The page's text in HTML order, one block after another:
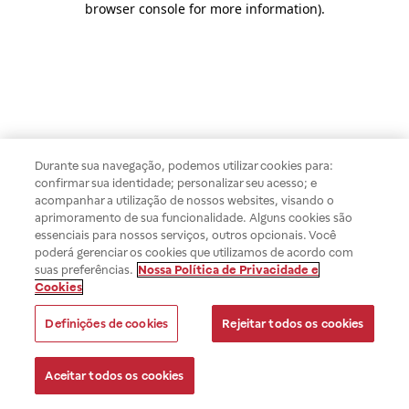
browser console for more information).
Durante sua navegação, podemos utilizar cookies para:
confirmar sua identidade; personalizar seu acesso; e
acompanhar a utilização de nossos websites, visando o
aprimoramento de sua funcionalidade. Alguns cookies são
essenciais para nossos serviços, outros opcionais. Você
poderá gerenciar os cookies que utilizamos de acordo com
suas preferências. Nossa Política de Privacidade e
Cookies
Definições de cookies Rejeitar todos os cookies
Aceitar todos os cookies